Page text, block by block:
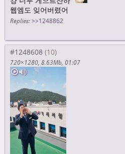
웹엠도 잊어버렸어
Replies: >>1248862
#1248608
720×1280 8.63Mb 01:07